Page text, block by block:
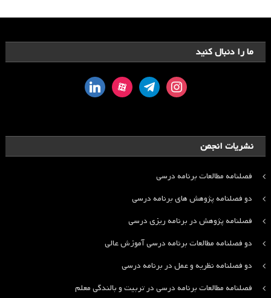
ما را دنبال کنید
instagram
telegram
aparat
linkedin
نشریات انجمن
فصلنامه مطالعات برنامه درسی
دو فصلنامه پژوهش های برنامه درسی
فصلنامه پژوهش در برنامه ریزی درسی
دو فصلنامه مطالعات برنامه درسی آموزش عالی
دو فصلنامه نظریه و عمل در برنامه درسی
فصلنامه مطالعات برنامه درسی در تربیت و بالندگی معلم